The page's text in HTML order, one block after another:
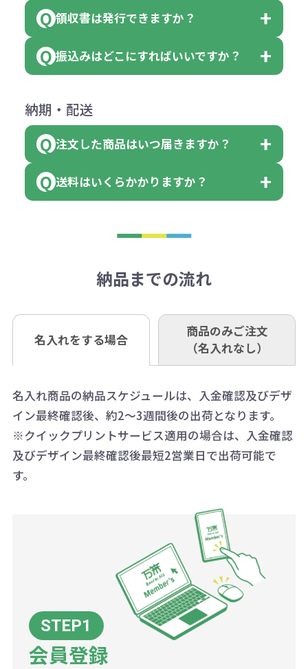
【色指定の仕方】
に必要な個数を入力ください。
※10個単位など購入できる単位が決
はまらない数を入力すると、アラー
アラートに従って数を調整してくだ
または返金にて対応させていただき
ます。
その際不良品については送料着払い
ください。
（商品の状態により、対応が変わる
※不良商品をご返却いただけない場
います。あらかじめご了承くださ
※不良商品は商品到着後7営業日以
お問合せ先
AM10:00～PM5:00（土・日・祝日を
除く平日）
（印刷代））×枚数+製版代
（提供価格（商品代）+名入れ費用
×色数
※例えば2色印刷の場合には、名入
れ費用が2倍、製版代が2倍必要で
す。
相談下さい。
なお、印刷代はボリュームディスカ
同じ版で多くの数量を印刷すると、1
個当たりの印刷代単価がお安くなり
一方、数量が少なく一定数に満たな
い場合は、単価計算ではなく、印刷
代の基本料金を一式頂戴する場合が
商品や印刷方法によって異なります
ので、予めご了承ください。
例：200個未満（1式：18,000円）
200個~499個の場合：42円（1個
当たり）
500個~999個の場合：35円（1個
会員様はマイページより各種帳票の
ダウンロードが可能です。
詳しくはこちらはご確認ください。
領収書のダウンロード
領収書は発行できますか？
会員様はマイページより各種帳票の
詳しくはこちらはご確認ください。
領収書のダウンロード
振込みはどこにすればいいですか？
下記口座にお願いします。
■三菱UFJ銀行
小田井支店（おたいしてん）
■ゆうちょ銀行（振替口座）
口座名 株式会社モノベーション
※振り込み手数料はお客さま負担と
なりますのでご注意ください。
納期・配送
注文した商品はいつ届きますか？
既製品の場合、ご入金確認後3営業
ご入金確認後約3週間となります。
定しているものもあります。
あれば、午前中までにご注文とご入
金いただければ翌日着でお送りする
お急ぎの場合、ご相談ください。最
大限努力いたします。
送料はいくらかかりますか？
き別途申し受けます。
も複数ヶ所への納品の場合、別途送
料頂戴する場合がございます。
詳細はこちらご確認ください。
配送について
納品までの流れ
名入れをする場合
商品のみご注文
（名入れなし）
名入れ商品の納品スケジュールは、入金確認及びデザ
イン最終確認後、約2～3週間後の出荷となります。
※クイックプリントサービス適用の場合は、入金確認
及びデザイン最終確認後最短2営業日で出荷可能で
す。
会員登録